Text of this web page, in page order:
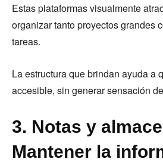
Estas plataformas visualmente
organizar tanto proyectos grandes
tareas.
La estructura que brindan ayuda a
accesible, sin generar sensación
3. Notas y
Mantener la